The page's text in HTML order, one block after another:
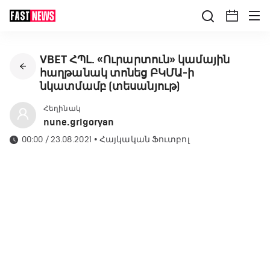
VBET ՀՊԼ. «Ուրարտուն» կամային
հաղթանակ տոնեց ԲԿՄԱ-ի
նկատմամբ (տեսանյութ)
Հեղինակ
nune.grigoryan
00:00 / 23.08.2021 •Հայկական Ֆուտբոլ